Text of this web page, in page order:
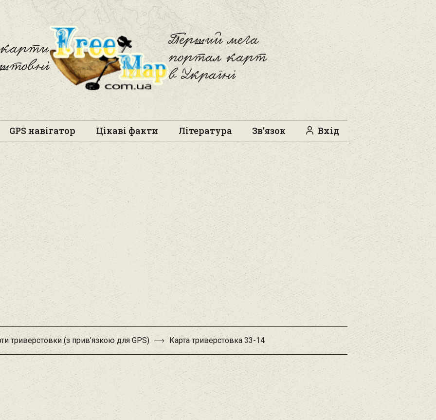
карти
Freemap
Перший мега
портал карт
в Україні
GPS навігатор Цікаві факти Література Зв’язок Вхід
триверстовки (з прив’язкою для GPS) Карта триверстовка 33-14